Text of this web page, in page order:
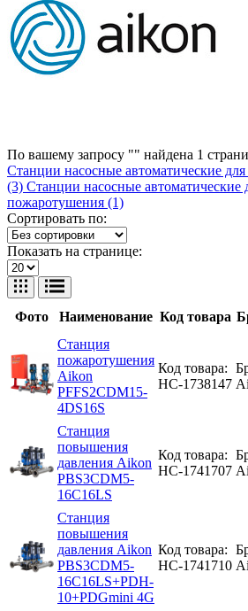
По вашему запросу "" найдена 1
Станции насосные автоматические
(3) Станции насосные автоматические
пожаротушения (1)
Сортировать по:
Показать на странице:
Фото Наименование Код товара
Станция
пожаротушения
Aikon
PFFS2CDM15-
4DS16S
Код товара:
НС-1738147
Станция
повышения
давления Aikon
PBS3CDM5-
16C16LS
Код товара:
НС-1741707
Станция
повышения
давления Aikon
PBS3CDM5-
16C16LS+PDH-
10+PDGmini 4G
Код товара:
НС-1741710